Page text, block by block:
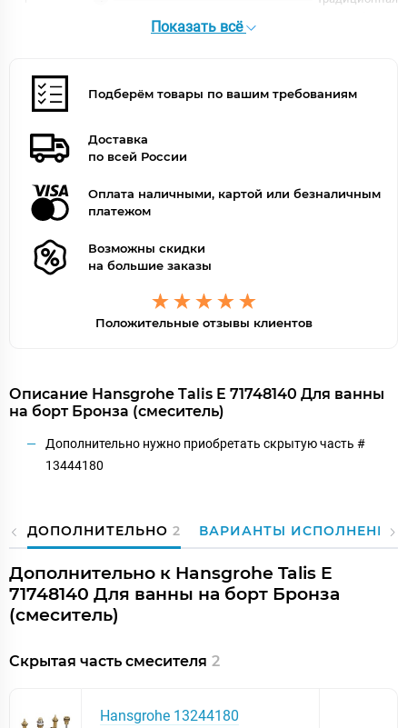
Показать всё
Подберём товары по вашим требованиям
Доставка
по всей России
Оплата наличными, картой или безналичным
платежом
Возможны скидки
на большие заказы
Положительные отзывы клиентов
Описание Hansgrohe Talis E 71748140 Для ванны
на борт Бронза (смеситель)
Дополнительно нужно приобретать скрытую часть #
13444180
ДОПОЛНИТЕЛЬНО 2 ВАРИАНТЫ ИСПОЛНЕНИЯ
Дополнительно к Hansgrohe Talis E
71748140 Для ванны на борт Бронза
(смеситель)
Скрытая часть смесителя 2
Hansgrohe 13244180